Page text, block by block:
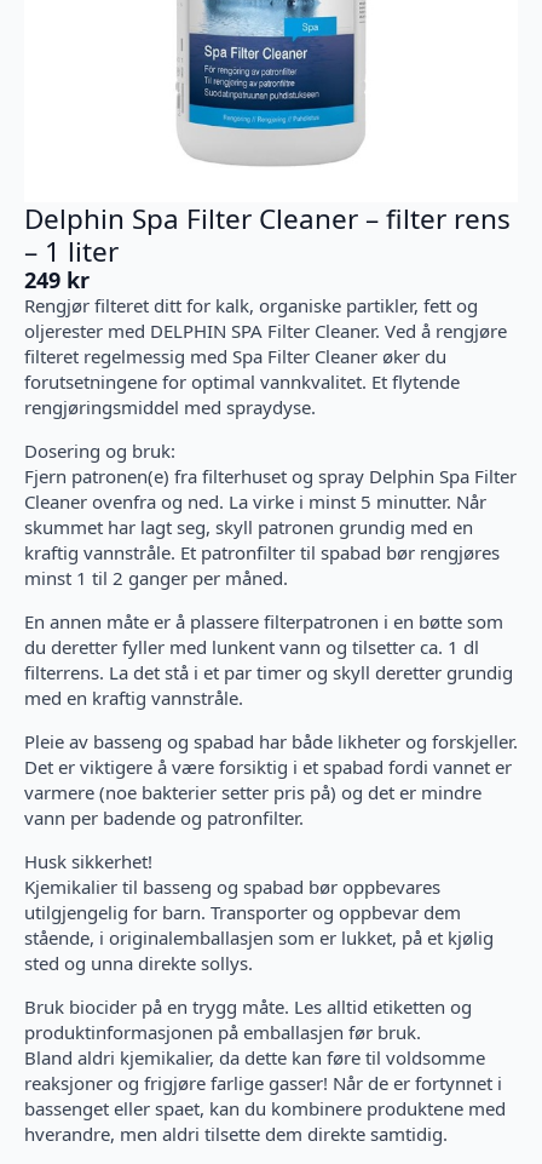
Delphin Spa Filter Cleaner – filter rens
– 1 liter
249 kr
Rengjør filteret ditt for kalk, organiske partikler, fett og
oljerester med DELPHIN SPA Filter Cleaner. Ved å rengjøre
filteret regelmessig med Spa Filter Cleaner øker du
forutsetningene for optimal vannkvalitet. Et flytende
rengjøringsmiddel med spraydyse.
Dosering og bruk:
Fjern patronen(e) fra filterhuset og spray Delphin Spa Filter
Cleaner ovenfra og ned. La virke i minst 5 minutter. Når
skummet har lagt seg, skyll patronen grundig med en
kraftig vannstråle. Et patronfilter til spabad bør rengjøres
minst 1 til 2 ganger per måned.
En annen måte er å plassere filterpatronen i en bøtte som
du deretter fyller med lunkent vann og tilsetter ca. 1 dl
filterrens. La det stå i et par timer og skyll deretter grundig
med en kraftig vannstråle.
Pleie av basseng og spabad har både likheter og forskjeller.
Det er viktigere å være forsiktig i et spabad fordi vannet er
varmere (noe bakterier setter pris på) og det er mindre
vann per badende og patronfilter.
Husk sikkerhet!
Kjemikalier til basseng og spabad bør oppbevares
utilgjengelig for barn. Transporter og oppbevar dem
stående, i originalemballasjen som er lukket, på et kjølig
sted og unna direkte sollys.
Bruk biocider på en trygg måte. Les alltid etiketten og
produktinformasjonen på emballasjen før bruk.
Bland aldri kjemikalier, da dette kan føre til voldsomme
reaksjoner og frigjøre farlige gasser! Når de er fortynnet i
bassenget eller spaet, kan du kombinere produktene med
hverandre, men aldri tilsette dem direkte samtidig.